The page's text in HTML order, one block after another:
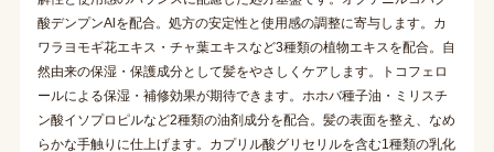
酸デンプンAlを配合。処方の安定性と使用感の調整に寄与します。カ
ワラヨモギ花エキス・チャ葉エキスなど3種類の植物エキスを配合。自
然由来の保湿・保護成分として髪をやさしくケアします。トコフェロ
ールによる保湿・補修効果が期待できます。ホホバ種子油・ミリスチ
ン酸イソプロピルなど2種類の油剤成分を配合。髪の表面を整え、なめ
らかな手触りに仕上げます。カプリル酸グリセリルを含む1種類の乳化